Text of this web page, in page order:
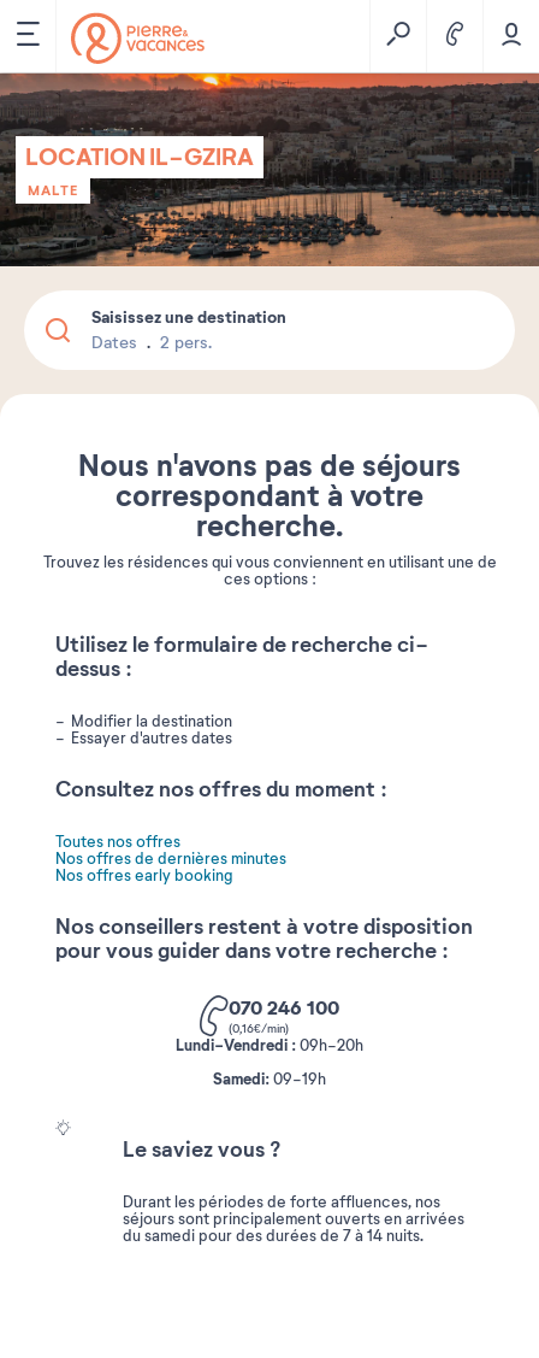
LOCATION IL-GZIRA
MALTE
Saisissez une destination
Dates 2 pers.
Nous n'avons pas de séjours
correspondant à votre
recherche.
Trouvez les résidences qui vous conviennent en utilisant une de
ces options :
Utilisez le formulaire de recherche ci-
dessus :
Modifier la destination
Essayer d'autres dates
Consultez nos offres du moment :
Toutes nos offres
Nos offres de dernières minutes
Nos offres early booking
Nos conseillers restent à votre disposition
pour vous guider dans votre recherche :
070 246 100
(0,16€/min)
Lundi-Vendredi :09h-20h
Samedi:09-19h
Le saviez vous ?
Durant les périodes de forte affluences, nos
séjours sont principalement ouverts en arrivées
du samedi pour des durées de 7 à 14 nuits.